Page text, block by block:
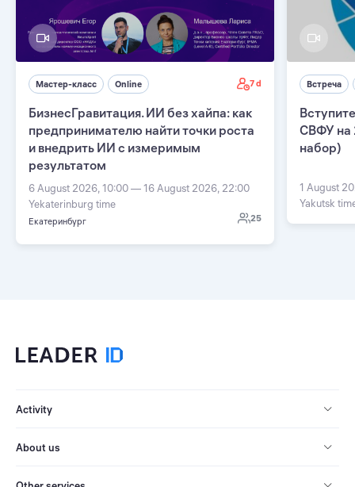
Мастер-класс Online 7 d
БизнесГравитация. ИИ без хайпа: как
предпринимателю найти точки роста
и внедрить ИИ с измеримым
результатом
6 August 2026, 10:00 — 16 August 2026, 22:00
Yekaterinburg time
Екатеринбург 25
Встреча
СВФУ на
набор)
1 August
Yakutsk
Activity
About us